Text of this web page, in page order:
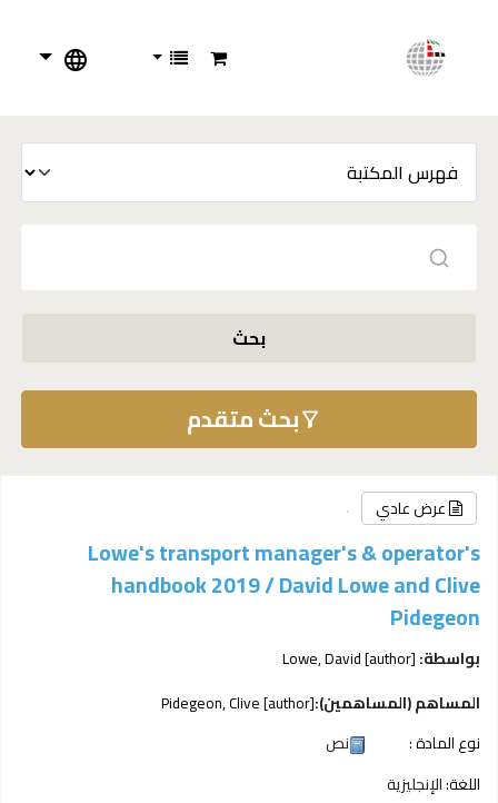
بحث
بحث متقدم
عرض عادي
Lowe's transport manager's & operator's
handbook 2019 /David Lowe and Clive
Pidegeon
بواسطة: Lowe, David[author]
المساهم (المساهمين):
Pidegeon, Clive[author]
نوع المادة :
نص
اللغة:الإنجليزية